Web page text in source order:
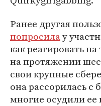
Ранее другая
попросилау
как реагировать
на протяжении
свои крупные
она рассорилась с
многие осудили ее